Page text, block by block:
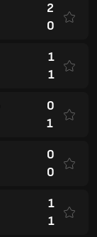
2
0
1
1
0
1
0
0
1
1